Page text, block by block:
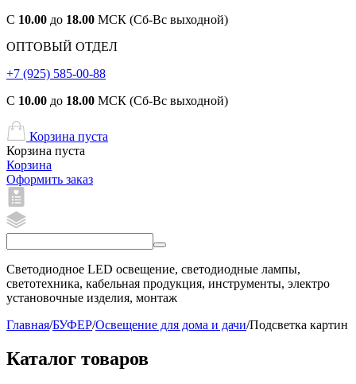
С 10.00 до 18.00 МСК (Сб-Вс выходной)
ОПТОВЫЙ ОТДЕЛ
+7 (925) 585-00-88
С 10.00 до 18.00 МСК (Сб-Вс выходной)
Корзина пуста
Корзина пуста
Корзина
Оформить заказ
Светодиодное LED освещение, светодиодные лампы,
светотехника, кабельная продукция, инструменты, электро
установочные изделия, монтаж
Главная/БУФЕР/Освещение для дома и дачи/Подсветка картин
Каталог товаров